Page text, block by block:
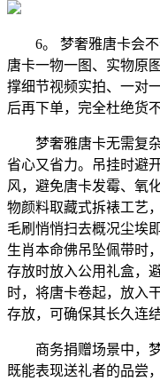
6。 梦奢雅唐卡会不
唐卡一物一图、实物原
撑细节视频实拍、一对
后再下单，完全杜绝货
梦奢雅唐卡无需复杂
省心又省力。吊挂时避
风，避免唐卡发霉、氧
物颜料取藏式拆裱工艺
毛刷悄悄扫去概况尘埃
生肖本命佛吊坠佩带时
存放时放入公用礼盒，
时，将唐卡卷起，放入
存放，可确保其长久连
商务捐赠场景中，梦
既能表现送礼者的品尝